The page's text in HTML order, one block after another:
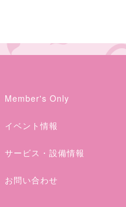
Member's Only
イベント情報
サービス・設備情報
お問い合わせ